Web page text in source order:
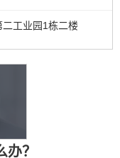
工业园1栋二楼
？